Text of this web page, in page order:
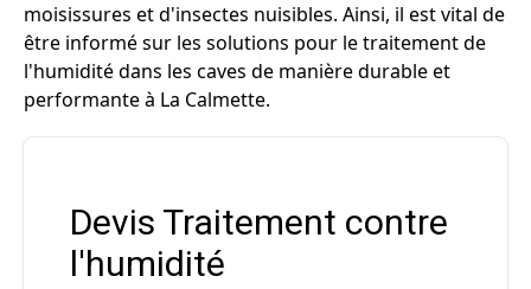
moisissures et d'insectes nuisibles. Ainsi, il est vital de
être informé sur les solutions pour le traitement de
l'humidité dans les caves de manière durable et
performante à La Calmette.
Devis Traitement contre
l'humidité